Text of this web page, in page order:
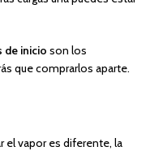
de inicio son los
que comprarlos aparte.
el vapor es diferente, la